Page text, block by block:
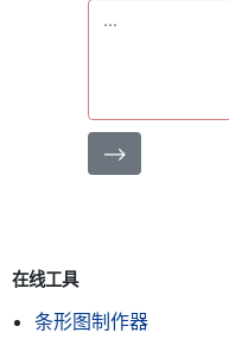
⟶
在线工具
条形图制作器